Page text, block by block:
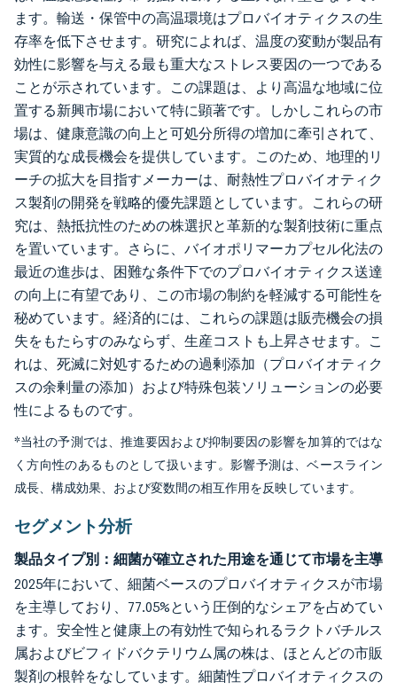
ます。輸送・保管中の高温環境はプロバイオティクスの生
存率を低下させます。研究によれば、温度の変動が製品有
効性に影響を与える最も重大なストレス要因の一つである
ことが示されています。この課題は、より高温な地域に位
置する新興市場において特に顕著です。しかしこれらの市
場は、健康意識の向上と可処分所得の増加に牽引されて、
実質的な成長機会を提供しています。このため、地理的リ
ーチの拡大を目指すメーカーは、耐熱性プロバイオティク
ス製剤の開発を戦略的優先課題としています。これらの研
究は、熱抵抗性のための株選択と革新的な製剤技術に重点
を置いています。さらに、バイオポリマーカプセル化法の
最近の進歩は、困難な条件下でのプロバイオティクス送達
の向上に有望であり、この市場の制約を軽減する可能性を
秘めています。経済的には、これらの課題は販売機会の損
失をもたらすのみならず、生産コストも上昇させます。こ
れは、死滅に対処するための過剰添加（プロバイオティク
スの余剰量の添加）および特殊包装ソリューションの必要
性によるものです。
*当社の予測では、推進要因および抑制要因の影響を加算的ではな
く方向性のあるものとして扱います。影響予測は、ベースライン
成長、構成効果、および変数間の相互作用を反映しています。
セグメント分析
製品タイプ別：細菌が確立された用途を通じて市場を主導
2025年において、細菌ベースのプロバイオティクスが市場
を主導しており、77.05%という圧倒的なシェアを占めてい
ます。安全性と健康上の有効性で知られるラクトバチルス
属およびビフィドバクテリウム属の株は、ほとんどの市販
製剤の根幹をなしています。細菌性プロバイオティクスの